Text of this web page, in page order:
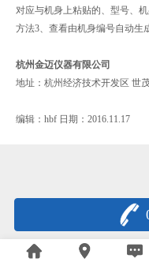
对应与机身上粘贴的、型号、机
方法3、查看由机身编号自动生
杭州金迈仪器有限公司
地址：杭州经济技术开发区 世
编辑：hbf 日期：2016.11.17
浙公网安备